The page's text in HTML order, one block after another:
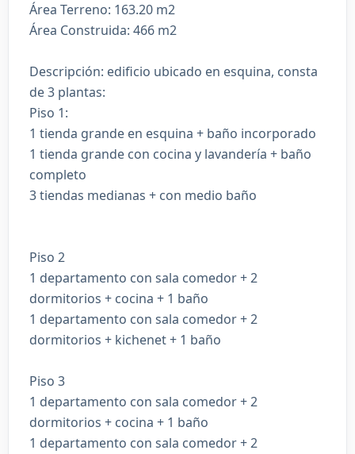
Área Terreno: 163.20 m2
Área Construida: 466 m2
Descripción: edificio ubicado en esquina, consta
de 3 plantas:
Piso 1:
1 tienda grande en esquina + baño incorporado
1 tienda grande con cocina y lavandería + baño
completo
3 tiendas medianas + con medio baño
Piso 2
1 departamento con sala comedor + 2
dormitorios + cocina + 1 baño
1 departamento con sala comedor + 2
dormitorios + kichenet + 1 baño
Piso 3
1 departamento con sala comedor + 2
dormitorios + cocina + 1 baño
1 departamento con sala comedor + 2